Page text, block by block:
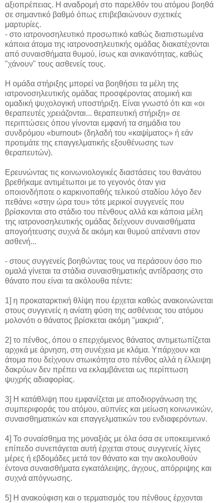
αξιοπρέπειας. Η αναδρομή στο παρελθόν του ατόμου βοηθά
σε σημαντικό βαθμό όπως επιβεβαιώνουν σχετικές
μαρτυρίες.
- στο ιατρονοσηλευτικό προσωπικό καθώς διαπιστωμένα
κάποια άτομα της ιατρονοσηλευτικής ομάδας διακατέχονται
από συναισθήματα θυμού, ίσως και ανικανότητας, καθώς
"χάνουν" τους ασθενείς τους.
Η ομάδα στήριξης μπορεί να βοηθήσει τα μέλη της
ιατρονοσηλευτικής ομάδας προσφέροντας ατομική και
ομαδική ψυχολογική υποστήριξη. Είναι γνωστό ότι και «οι
θεραπευτές χρειάζονται... θεραπευτική στήριξη» σε
περιπτώσεις όπου γίνονται εμφανή τα σημάδια του
συνδρόμου «burnout» (δηλαδή του «καψίματος» ή εάν
προτιμάτε της επαγγελματικής εξουθένωσης των
θεραπευτών).
Ερευνώντας τις κοινωνιολογικές διαστάσεις του θανάτου
βρεθήκαμε αντιμέτωποι με το γεγονός όταν για
οποιονδήποτε ο καρκινοπαθής τελικού σταδίου λόγο δεν
πεθάνει «στην ώρα του» τότε μερικοί συγγενείς που
βρίσκονται στο στάδιο του πένθους αλλά και κάποια μέλη
της ιατρονοσηλευτικής ομάδας δείχνουν συναισθήματα
απογοήτευσης συχνά δε ακόμη και θυμού απέναντι στον
ασθενή...
- στους συγγενείς βοηθώντας τους να περάσουν όσο πιο
ομαλά γίνεται τα στάδια συναισθηματικής αντίδρασης στο
θάνατο που είναι τα ακόλουθα πέντε:
1] η προκαταρκτική θλίψη που έρχεται καθώς ανακοινώνεται
στους συγγενείς η ανίατη φύση της ασθένειας του ατόμου
μολονότι ο θάνατος βρίσκεται ακόμη "μακριά",
2] το πένθος, όπου ο επερχόμενος θάνατος αντιμετωπίζεται
αρχικά με άρνηση, στη συνέχεια με κλάμα. Υπάρχουν και
άτομα που δείχνουν στωικότητα στο πένθος αλλά η έλλειψη
δακρύων δεν πρέπει να εκλαμβάνεται ως περίπτωση
ψυχρής αδιαφορίας.
3] Η κατάθλιψη που εμφανίζεται με αποδιοργάνωση της
συμπεριφοράς του ατόμου, αϋπνίες και μείωση κοινωνικών,
συναισθηματικών και επαγγελματικών του ενδιαφερόντων.
4] Το συναίσθημα της μοναξιάς με όλα όσα σε υποκειμενικό
επίπεδο συνεπάγεται αυτή έρχεται στους συγγενείς λίγες
μέρες ή εβδομάδες μετά τον θάνατο και την ακολουθούν
έντονα συναισθήματα εγκατάλειψης, άγχους, απόρριψης και
συχνά απόγνωσης.
5] Η ανακούφιση και ο τερματισμός του πένθους έρχονται